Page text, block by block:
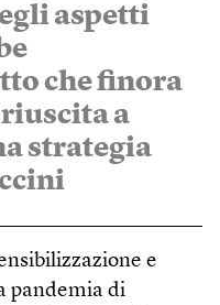
aspetti
che finora
a
strategia
e
pandemia di